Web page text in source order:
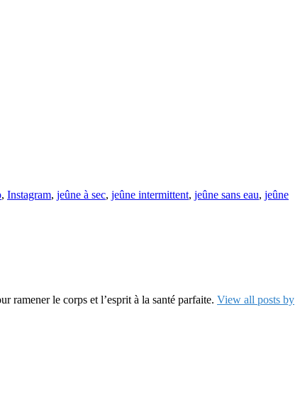
, Instagram, jeûne à sec, jeûne intermittent, jeûne sans eau, jeûne
ramener le corps et l’esprit à la santé parfaite. View all posts by